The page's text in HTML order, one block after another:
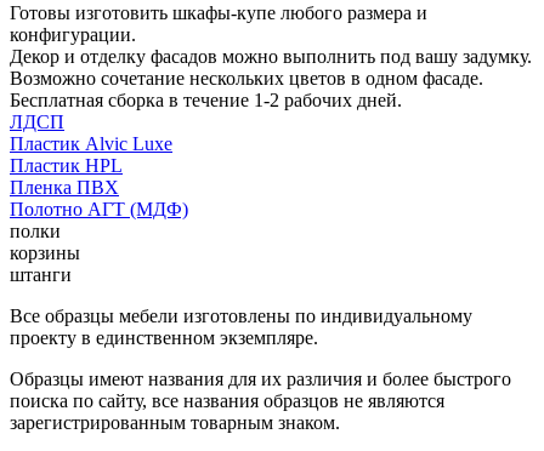
Готовы изготовить шкафы-купе любого размера и
конфигурации.
Декор и отделку фасадов можно выполнить под вашу задумку.
Возможно сочетание нескольких цветов в одном фасаде.
Бесплатная сборка в течение 1-2 рабочих дней.
ЛДСП
Пластик Alvic Luxe
Пластик HPL
Пленка ПВХ
Полотно АГТ (МДФ)
полки
корзины
штанги
Все образцы мебели изготовлены по индивидуальному
проекту в единственном экземпляре.
Образцы имеют названия для их различия и более быстрого
поиска по сайту, все названия образцов не являются
зарегистрированным товарным знаком.